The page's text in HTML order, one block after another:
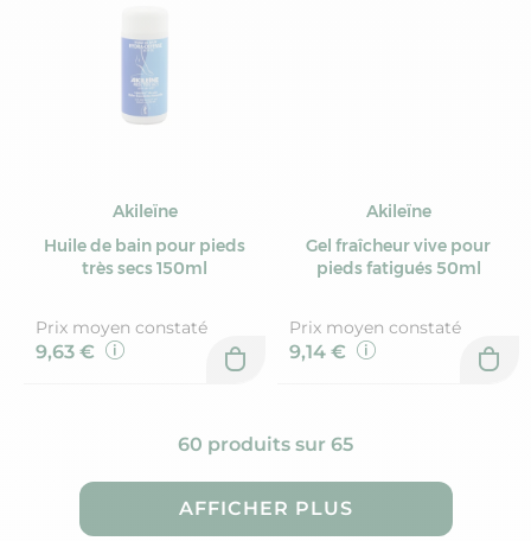
Akileïne
Huile de bain pour pieds
très secs 150ml
Prix moyen constaté
9,63 €
Akileïne
Gel fraîcheur vive pour
pieds fatigués 50ml
Prix moyen constaté
9,14 €
60 produits sur 65
AFFICHER PLUS